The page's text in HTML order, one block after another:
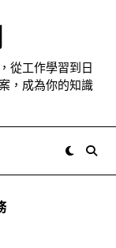
從工作學習到日
，成為你的知識